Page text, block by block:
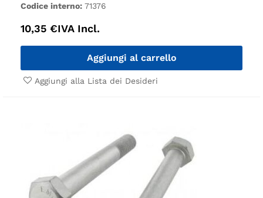
Codice interno: 71376
10,35 €IVA Incl.
Aggiungi al carrello
Aggiungi alla Lista dei Desideri